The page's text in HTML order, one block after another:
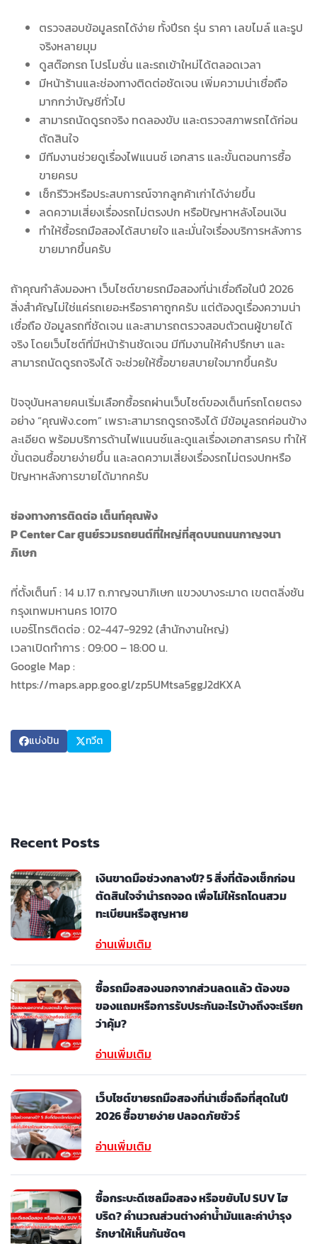
ตรวจสอบข้อมูลรถได้ง่าย ทั้งปีรถ รุ่น ราคา เลขไมล์ และรูป
จริงหลายมุม
ดูสต๊อกรถ โปรโมชั่น และรถเข้าใหม่ได้ตลอดเวลา
มีหน้าร้านและช่องทางติดต่อชัดเจน เพิ่มความน่าเชื่อถือ
มากกว่าบัญชีทั่วไป
สามารถนัดดูรถจริง ทดลองขับ และตรวจสภาพรถได้ก่อน
ตัดสินใจ
มีทีมงานช่วยดูเรื่องไฟแนนซ์ เอกสาร และขั้นตอนการซื้อ
ขายครบ
เช็กรีวิวหรือประสบการณ์จากลูกค้าเก่าได้ง่ายขึ้น
ลดความเสี่ยงเรื่องรถไม่ตรงปก หรือปัญหาหลังโอนเงิน
ทำให้ซื้อรถมือสองได้สบายใจ และมั่นใจเรื่องบริการหลังการ
ขายมากขึ้นครับ
ถ้าคุณกำลังมองหา เว็บไซต์ขายรถมือสองที่น่าเชื่อถือในปี 2026
สิ่งสำคัญไม่ใช่แค่รถเยอะหรือราคาถูกครับ แต่ต้องดูเรื่องความน่า
เชื่อถือ ข้อมูลรถที่ชัดเจน และสามารถตรวจสอบตัวตนผู้ขายได้
จริง โดยเว็บไซต์ที่มีหน้าร้านชัดเจน มีทีมงานให้คำปรึกษา และ
สามารถนัดดูรถจริงได้ จะช่วยให้ซื้อขายสบายใจมากขึ้นครับ
ปัจจุบันหลายคนเริ่มเลือกซื้อรถผ่านเว็บไซต์ของเต็นท์รถโดยตรง
อย่าง “คุณพ้ง.com” เพราะสามารถดูรถจริงได้ มีข้อมูลรถค่อนข้าง
ละเอียด พร้อมบริการด้านไฟแนนซ์และดูแลเรื่องเอกสารครบ ทำให้
ขั้นตอนซื้อขายง่ายขึ้น และลดความเสี่ยงเรื่องรถไม่ตรงปกหรือ
ปัญหาหลังการขายได้มากครับ
ช่องทางการติดต่อ เต็นท์คุณพ้ง
P Center Car ศูนย์รวมรถยนต์ที่ใหญ่ที่สุดบนถนนกาญจนา
ภิเษก
ที่ตั้งเต็นท์ : 14 ม.17 ถ.กาญจนาภิเษก แขวงบางระมาด เขตตลิ่งชัน
กรุงเทพมหานคร 10170
เบอร์โทรติดต่อ : 02-447-9292 (สำนักงานใหญ่)
เวลาเปิดทำการ : 09:00 – 18:00 น.
Google Map :
https://maps.app.goo.gl/zp5UMtsa5ggJ2dKXA
แบ่งปัน ทวีต
Recent Posts
เงินขาดมือช่วงกลางปี? 5 สิ่งที่ต้องเช็กก่อน
ตัดสินใจจำนำรถจอด เพื่อไม่ให้รถโดนสวม
ทะเบียนหรือสูญหาย
อ่านเพิ่มเติม
ซื้อรถมือสองนอกจากส่วนลดแล้ว ต้องขอ
ของแถมหรือการรับประกันอะไรบ้างถึงจะเรียก
ว่าคุ้ม?
อ่านเพิ่มเติม
เว็บไซต์ขายรถมือสองที่น่าเชื่อถือที่สุดในปี
2026 ซื้อขายง่าย ปลอดภัยชัวร์
อ่านเพิ่มเติม
ซื้อกระบะดีเซลมือสอง หรือขยับไป SUV ไฮ
บริด? คำนวณส่วนต่างค่าน้ำมันและค่าบำรุง
รักษาให้เห็นกันชัดๆ